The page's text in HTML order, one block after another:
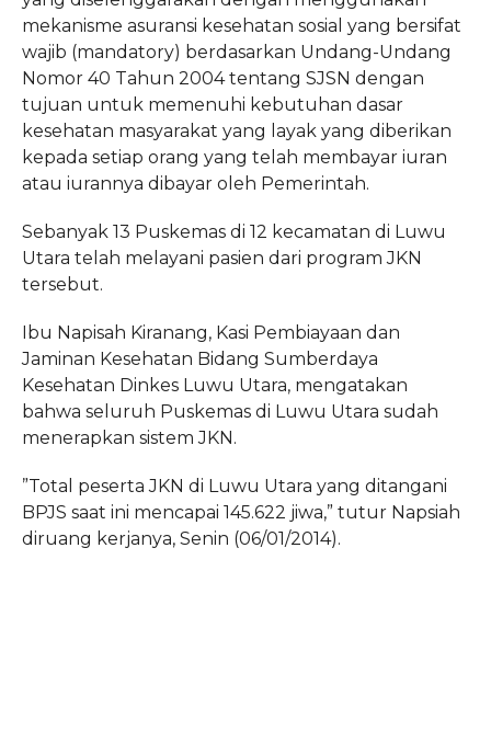
mekanisme asuransi kesehatan sosial yang bersifat
wajib (mandatory) berdasarkan Undang-Undang
Nomor 40 Tahun 2004 tentang SJSN dengan
tujuan untuk memenuhi kebutuhan dasar
kesehatan masyarakat yang layak yang diberikan
kepada setiap orang yang telah membayar iuran
atau iurannya dibayar oleh Pemerintah.
Sebanyak 13 Puskemas di 12 kecamatan di Luwu
Utara telah melayani pasien dari program JKN
tersebut.
Ibu Napisah Kiranang, Kasi Pembiayaan dan
Jaminan Kesehatan Bidang Sumberdaya
Kesehatan Dinkes Luwu Utara, mengatakan
bahwa seluruh Puskemas di Luwu Utara sudah
menerapkan sistem JKN.
”Total peserta JKN di Luwu Utara yang ditangani
BPJS saat ini mencapai 145.622 jiwa,” tutur Napsiah
diruang kerjanya, Senin (06/01/2014).